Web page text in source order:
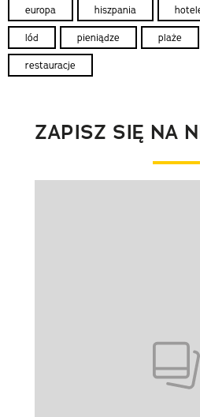
europa hiszpania
lód pieniądze plaże
restauracje
ZAPISZ SIĘ NA